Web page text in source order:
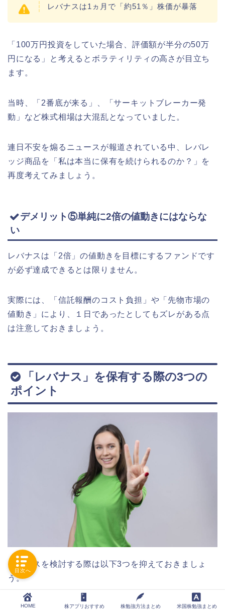
レバナスは1ヵ月で「約51％」株価が暴落
「100万円投資をしていた場合、評価額が半分の50万
円になる」と考えるとボラティリティの高さが目立ち
ます。
当時、「2番底が来る」、「サーキットブレーカー発
動」など株式相場は大混乱となっていました。
連日不安を煽るニュースが報道されている中、レバレ
ッジ商品を「私は本当に保有を続けられるのか？」を
再度考えてみましょう。
デメリット⑤単純に2倍の値動きにはならな
い
レバナスは「2倍」の値動きを目標にするファンドです
が必ず達成できるとは限りません。
実際には、「信託報酬のコスト負担」や「先物市場の
値動き」により、１日であったとしてもズレがある点
は注意しておきましょう。
「レバナス」を保有する際の3つの
ポイント
レバナスを検討する際は以下3つを抑えておきましょ
う。
HOME 株アプリおすすめ 株勉強方法まとめ 米国株勉強まとめ
目次へ